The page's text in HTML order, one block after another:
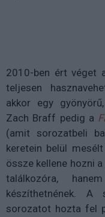
2010-ben ért véget
teljesen
akkor egy
Zach Braff pedig a
(amit sorozatbeli
keretein belül
össze kellene hozni
találkozóra,
készíthetnének. A
sorozatot hozta fel